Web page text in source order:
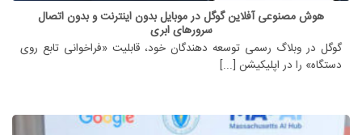
هوش مصنوعی آفلاین گوگل در موبایل بدون اینترنت و بدون اتصال
سرورهای ابری
گوگل در وبلاگ رسمی توسعه دهندگان خود، قابلیت «فراخوانی تابع روی
دستگاه» را در اپلیکیشن [...]